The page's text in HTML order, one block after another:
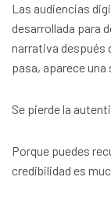
Las audiencias
desarrollada para
narrativa después
pasa, aparece
Se pierde la
Porque puedes
credibilidad es